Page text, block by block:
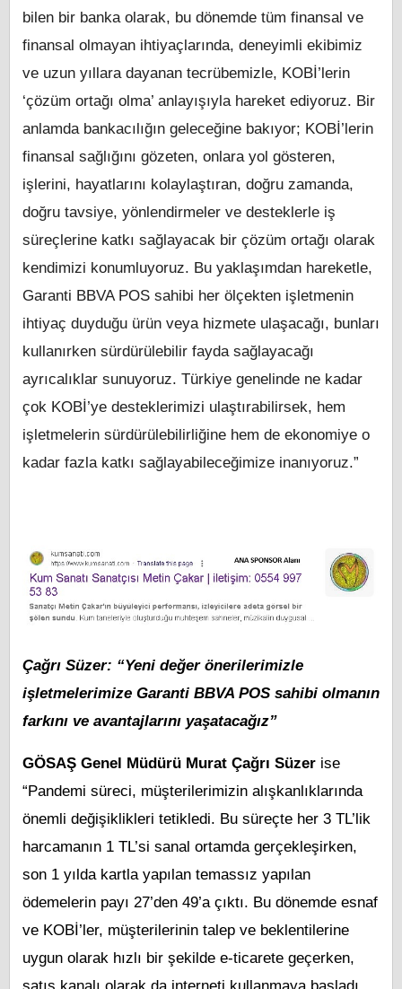
bilen bir banka olarak, bu dönemde tüm finansal ve
finansal olmayan ihtiyaçlarında, deneyimli ekibimiz
ve uzun yıllara dayanan tecrübemizle, KOBİ’lerin
‘çözüm ortağı olma’ anlayışıyla hareket ediyoruz. Bir
anlamda bankacılığın geleceğine bakıyor; KOBİ’lerin
finansal sağlığını gözeten, onlara yol gösteren,
işlerini, hayatlarını kolaylaştıran, doğru zamanda,
doğru tavsiye, yönlendirmeler ve desteklerle iş
süreçlerine katkı sağlayacak bir çözüm ortağı olarak
kendimizi konumluyoruz. Bu yaklaşımdan hareketle,
Garanti BBVA POS sahibi her ölçekten işletmenin
ihtiyaç duyduğu ürün veya hizmete ulaşacağı, bunları
kullanırken sürdürülebilir fayda sağlayacağı
ayrıcalıklar sunuyoruz. Türkiye genelinde ne kadar
çok KOBİ’ye desteklerimizi ulaştırabilirsek, hem
işletmelerin sürdürülebilirliğine hem de ekonomiye o
kadar fazla katkı sağlayabileceğimize inanıyoruz.”
Çağrı Süzer: “Yeni değer önerilerimizle
işletmelerimize Garanti BBVA POS sahibi olmanın
farkını ve avantajlarını yaşatacağız”
GÖSAŞ Genel Müdürü Murat Çağrı Süzer ise
“Pandemi süreci, müşterilerimizin alışkanlıklarında
önemli değişiklikleri tetikledi. Bu süreçte her 3 TL’lik
harcamanın 1 TL’si sanal ortamda gerçekleşirken,
son 1 yılda kartla yapılan temassız yapılan
ödemelerin payı 27’den 49’a çıktı. Bu dönemde esnaf
ve KOBİ’ler, müşterilerinin talep ve beklentilerine
uygun olarak hızlı bir şekilde e-ticarete geçerken,